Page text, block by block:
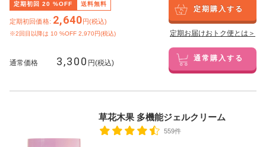
定期初回 20 %OFF 送料無料
定期初回価格: 2,640円(税込)
※2回目以降は 10 %OFF 2,970円(税込)
定期購入する
定期お届けおトク便とは＞
通常価格 3,300 円(税込) 通常購入する
草花木果 多機能ジェルクリーム
559件